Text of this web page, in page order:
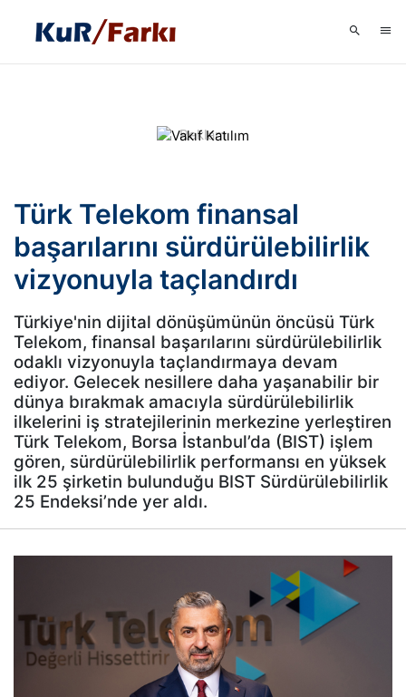
Türk Telekom finansal
başarılarını sürdürülebilirlik
vizyonuyla taçlandırdı
Türkiye'nin dijital dönüşümünün öncüsü Türk
Telekom, finansal başarılarını sürdürülebilirlik
odaklı vizyonuyla taçlandırmaya devam
ediyor. Gelecek nesillere daha yaşanabilir bir
dünya bırakmak amacıyla sürdürülebilirlik
ilkelerini iş stratejilerinin merkezine yerleştiren
Türk Telekom, Borsa İstanbul’da (BIST) işlem
gören, sürdürülebilirlik performansı en yüksek
ilk 25 şirketin bulunduğu BIST Sürdürülebilirlik
25 Endeksi’nde yer aldı.